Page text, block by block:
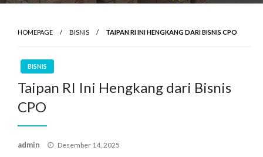
HOMEPAGE BISNIS TAIPAN RI INI HENGKANG DARI BISNIS CPO
BISNIS
Taipan RI Ini Hengkang dari Bisnis
CPO
admin
Posted
Desember 14, 2025